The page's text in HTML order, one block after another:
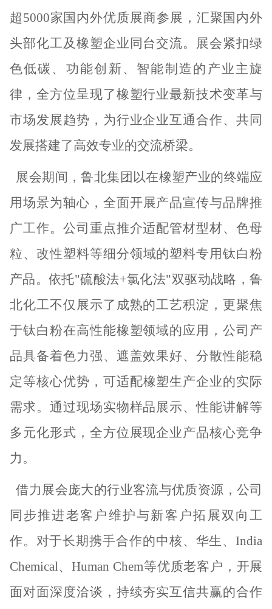
超 5000家国内外优质展商参展，汇聚国内外
头部化工及橡塑企业同台交流。展会紧扣绿
色低碳、功能创新、智能制造的产业主旋
律，全方位呈现了橡塑行业最新技术变革与
市场发展趋势，为行业企业互通合作、共同
发展搭建了高效专业的交流桥梁。
展会期间，鲁北集团以在橡塑产业的终端应
用场景为轴心 ，全面开展产品宣传与品牌推
广工作。公司重点推介适配管材型材、色母
粒、 改性塑料等细分领域的塑料专用钛白粉
产品。依托"硫酸法+氯化法"双驱动战略，鲁
北化工不仅展示了成熟的工艺积淀，更聚焦
于钛白粉在高性能橡塑领域的应用 ，公司产
品具备着色力强、遮盖效果好、分散性能稳
定等核心优势，可适配橡塑生产企业的实际
需求。通过现场实物样品展示、性能讲解等
多元化形式，全方位展现企业产品核心竞争
力。
借力展会庞大的行业客流与优质资源， 公司
同步推进老客户维护与新客户拓展双向工
作。对于长期携手合作的中核、华生 、 India
Chemical、Human Chem等优质老客户，开展
面对面深度洽谈，持续夯实互信共赢的合作